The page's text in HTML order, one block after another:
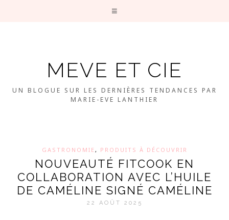
MEVE ET CIE
UN BLOGUE SUR LES DERNIÈRES TENDANCES PAR
MARIE-EVE LANTHIER
GASTRONOMIE, PRODUITS À DÉCOUVRIR
NOUVEAUTÉ FITCOOK EN
COLLABORATION AVEC L’HUILE
DE CAMÉLINE SIGNÉ CAMÉLINE
22 AOÛT 2025